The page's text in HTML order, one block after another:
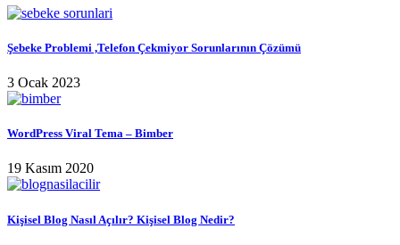
Şebeke Problemi ,Telefon Çekmiyor Sorunlarının Çözümü
3 Ocak 2023
WordPress Viral Tema – Bimber
19 Kasım 2020
Kişisel Blog Nasıl Açılır? Kişisel Blog Nedir?